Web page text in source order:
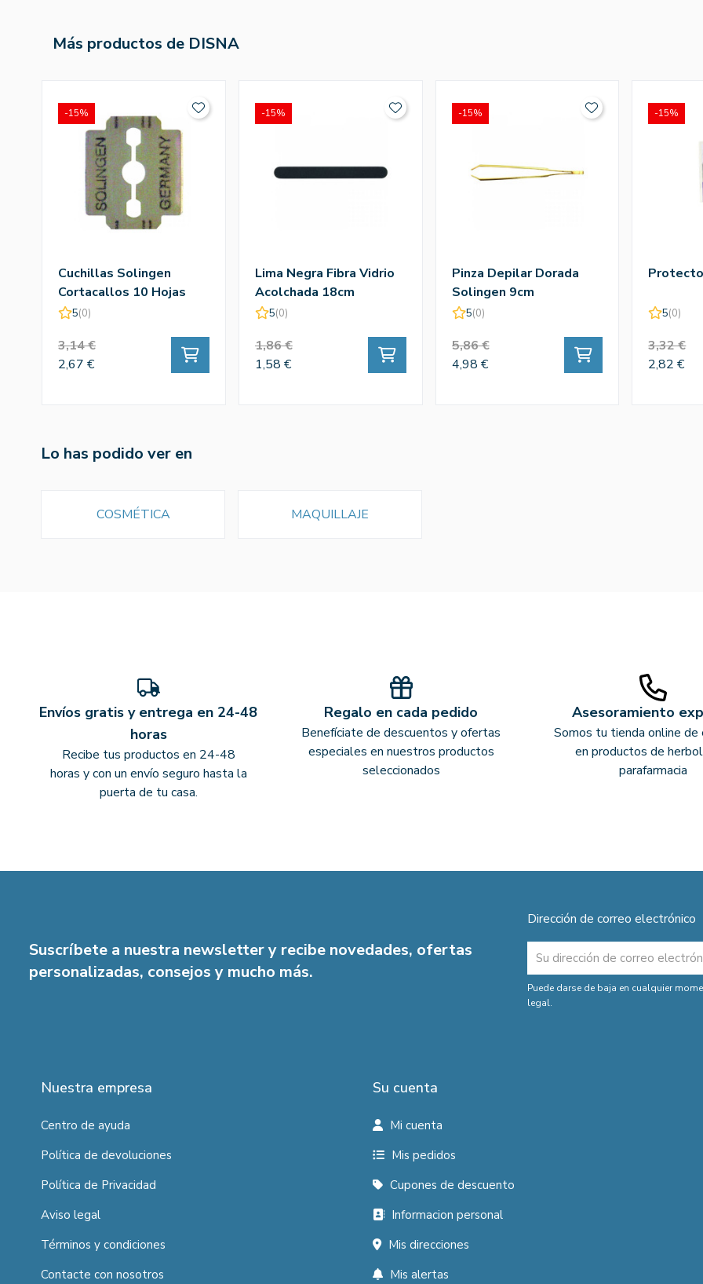
Más productos de DISNA
Cuchillas Solingen
Cortacallos 10 Hojas
5(0)
3,14 €
2,67 €
-15%
Lima Negra Fibra Vidrio
Acolchada 18cm
5(0)
1,86 €
1,58 €
-15%
Pinza Depilar Dorada
Solingen 9cm
5(0)
5,86 €
4,98 €
-15%
5(0)
3,32 €
2,82 €
-15%
Lo has podido ver en
COSMÉTICA MAQUILLAJE
Envíos gratis y entrega en 24-48
horas
Recibe tus productos en 24-48
horas y con un envío seguro hasta la
puerta de tu casa.
Regalo en cada pedido
Benefíciate de descuentos y ofertas
especiales en nuestros productos
seleccionados
Asesoramiento
Somos tu tienda online de
en productos de
parafarmacia
Suscríbete a nuestra newsletter y recibe novedades, ofertas
personalizadas, consejos y mucho más.
Dirección de correo electrónico
Puede darse de baja en cualquier
legal.
Nuestra empresa
Centro de ayuda
Política de devoluciones
Política de Privacidad
Aviso legal
Términos y condiciones
Contacte con nosotros
Su cuenta
Mi cuenta
Mis pedidos
Cupones de descuento
Informacion personal
Mis direcciones
Mis alertas